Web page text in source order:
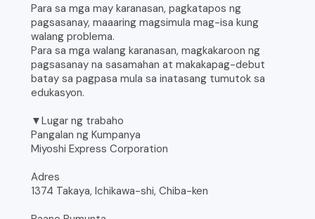
Para sa mga may karanasan, pagkatapos ng
pagsasanay, maaaring magsimula mag-isa kung
walang problema.
Para sa mga walang karanasan, magkakaroon ng
pagsasanay na sasamahan at makakapag-debut
batay sa pagpasa mula sa inatasang tumutok sa
edukasyon.
▼Lugar ng trabaho
Pangalan ng Kumpanya
Miyoshi Express Corporation
Adres
1374 Takaya, Ichikawa-shi, Chiba-ken